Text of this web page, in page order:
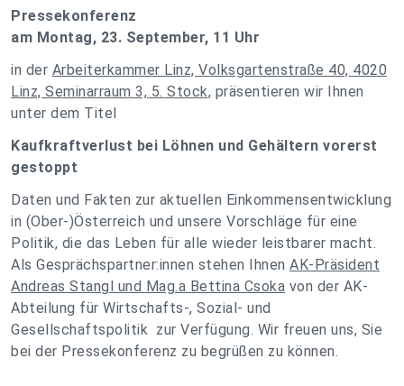
Pressekonferenz
am Montag, 23. September, 11 Uhr
in der Arbeiterkammer Linz, Volksgartenstraße 40, 4020
Linz, Seminarraum 3, 5. Stock, präsentieren wir Ihnen
unter dem Titel
Kaufkraftverlust bei Löhnen und Gehältern vorerst
gestoppt
Daten und Fakten zur aktuellen Einkommensentwicklung
in (Ober-)Österreich und unsere Vorschläge für eine
Politik, die das Leben für alle wieder leistbarer macht.
Als Gesprächspartner:innen stehen Ihnen AK-Präsident
Andreas Stangl und Mag.a Bettina Csoka von der AK-
Abteilung für Wirtschafts-, Sozial- und
Gesellschaftspolitik zur Verfügung. Wir freuen uns, Sie
bei der Pressekonferenz zu begrüßen zu können.